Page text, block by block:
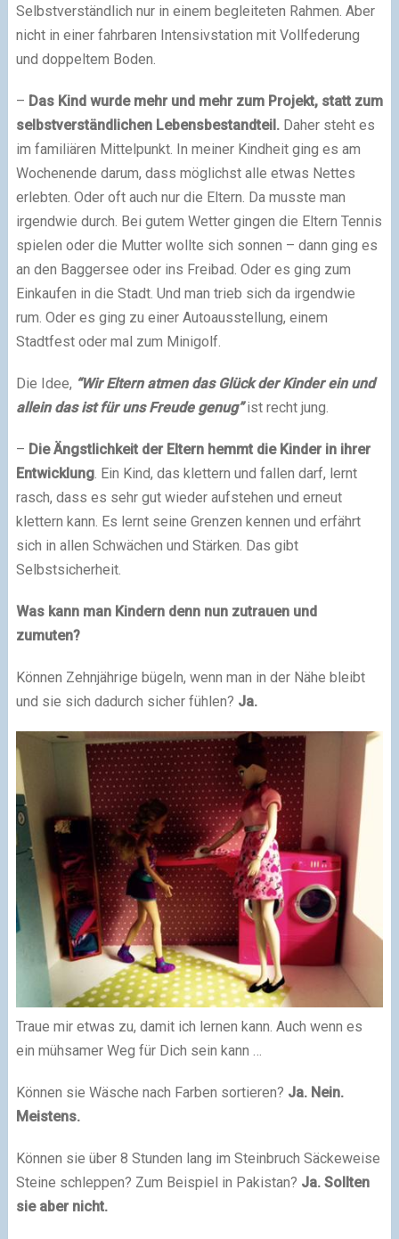
Selbstverständlich nur in einem begleiteten Rahmen. Aber
nicht in einer fahrbaren Intensivstation mit Vollfederung
und doppeltem Boden.
– Das Kind wurde mehr und mehr zum Projekt, statt zum
selbstverständlichen Lebensbestandteil.Daher steht es
im familiären Mittelpunkt. In meiner Kindheit ging es am
Wochenende darum, dass möglichst alle etwas Nettes
erlebten. Oder oft auch nur die Eltern. Da musste man
irgendwie durch. Bei gutem Wetter gingen die Eltern Tennis
spielen oder die Mutter wollte sich sonnen – dann ging es
an den Baggersee oder ins Freibad. Oder es ging zum
Einkaufen in die Stadt. Und man trieb sich da irgendwie
rum. Oder es ging zu einer Autoausstellung, einem
Stadtfest oder mal zum Minigolf.
Die Idee, “Wir Eltern atmen das Glück der Kinder ein und
allein das ist für uns Freude genug”ist recht jung.
– Die Ängstlichkeit der Eltern hemmt die Kinder in ihrer
Entwicklung. Ein Kind, das klettern und fallen darf, lernt
rasch, dass es sehr gut wieder aufstehen und erneut
klettern kann. Es lernt seine Grenzen kennen und erfährt
sich in allen Schwächen und Stärken. Das gibt
Selbstsicherheit.
Was kann man Kindern denn nun zutrauen und
zumuten?
Können Zehnjährige bügeln, wenn man in der Nähe bleibt
und sie sich dadurch sicher fühlen? Ja.
Traue mir etwas zu, damit ich lernen kann. Auch wenn es
ein mühsamer Weg für Dich sein kann …
Können sie Wäsche nach Farben sortieren? Ja. Nein.
Meistens.
Können sie über 8 Stunden lang im Steinbruch Säckeweise
Steine schleppen? Zum Beispiel in Pakistan? Ja. Sollten
sie aber nicht.